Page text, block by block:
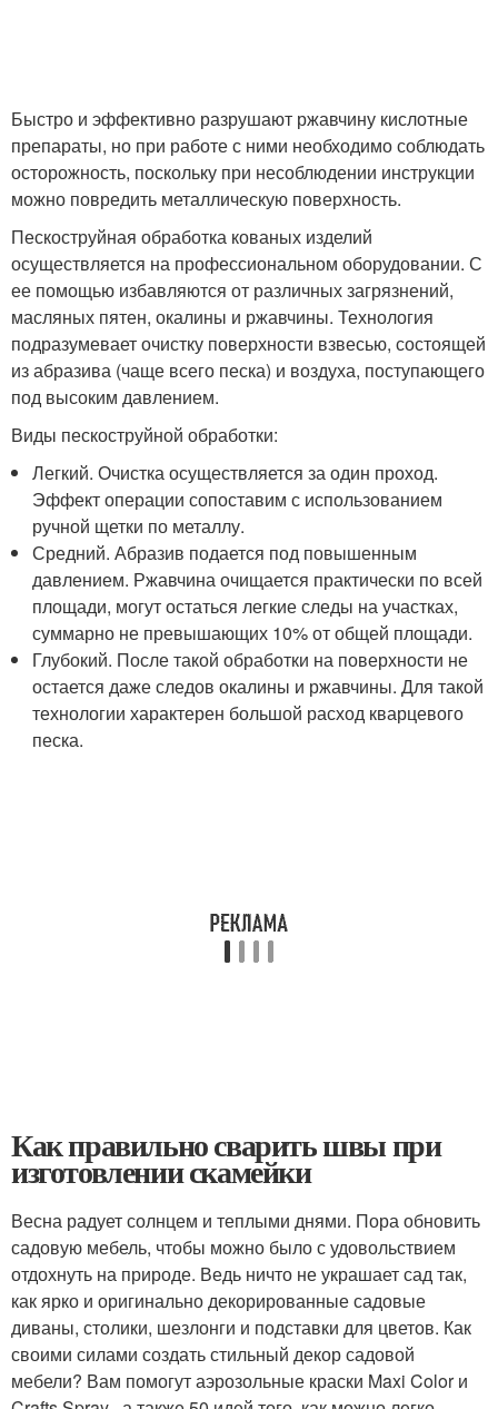
Быстро и эффективно разрушают ржавчину кислотные
препараты, но при работе с ними необходимо соблюдать
осторожность, поскольку при несоблюдении инструкции
можно повредить металлическую поверхность.
Пескоструйная обработка кованых изделий
осуществляется на профессиональном оборудовании. С
ее помощью избавляются от различных загрязнений,
масляных пятен, окалины и ржавчины. Технология
подразумевает очистку поверхности взвесью, состоящей
из абразива (чаще всего песка) и воздуха, поступающего
под высоким давлением.
Виды пескоструйной обработки:
Легкий. Очистка осуществляется за один проход.
Эффект операции сопоставим с использованием
ручной щетки по металлу.
Средний. Абразив подается под повышенным
давлением. Ржавчина очищается практически по всей
площади, могут остаться легкие следы на участках,
суммарно не превышающих 10% от общей площади.
Глубокий. После такой обработки на поверхности не
остается даже следов окалины и ржавчины. Для такой
технологии характерен большой расход кварцевого
песка.
Как правильно сварить швы при
изготовлении скамейки
Весна радует солнцем и теплыми днями. Пора обновить
садовую мебель, чтобы можно было с удовольствием
отдохнуть на природе. Ведь ничто не украшает сад так,
как ярко и оригинально декорированные садовые
диваны, столики, шезлонги и подставки для цветов. Как
своими силами создать стильный декор садовой
мебели? Вам помогут аэрозольные краски Maxi Color и